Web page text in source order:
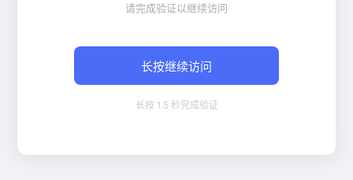
请完成验证以继续访问
长按继续访问
长按 1.5 秒完成验证